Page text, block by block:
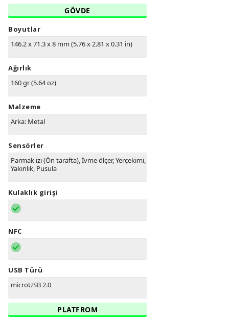
GÖVDE
Boyutlar
146.2 x 71.3 x 8 mm (5.76 x 2.81 x 0.31 in)
Ağırlık
160 gr (5.64 oz)
Malzeme
Arka: Metal
Sensörler
Parmak izi (Ön tarafta), İvme ölçer, Yerçekimi,
Yakınlık, Pusula
Kulaklık girişi
NFC
USB Türü
microUSB 2.0
PLATFROM